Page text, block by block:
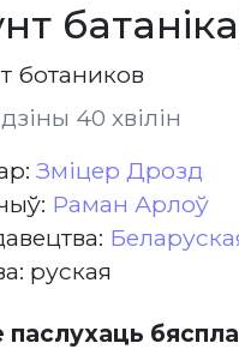
ботаников
40 хвілін
Зміцер Дрозд
Раман Арлоў
руская
паслухаць